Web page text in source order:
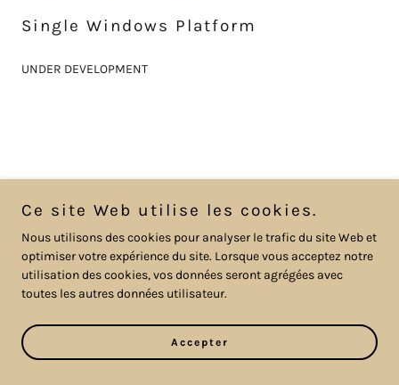
Single Windows Platform
UNDER DEVELOPMENT
Copyright © 2023 Group Conseil C-TPAT - All Rights
Reserved.
Ce site Web utilise les cookies.
Nous utilisons des cookies pour analyser le trafic du site Web et
optimiser votre expérience du site. Lorsque vous acceptez notre
utilisation des cookies, vos données seront agrégées avec
toutes les autres données utilisateur.
Accepter